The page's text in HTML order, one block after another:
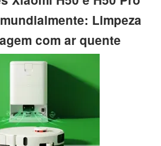
Limpeza
com ar quente